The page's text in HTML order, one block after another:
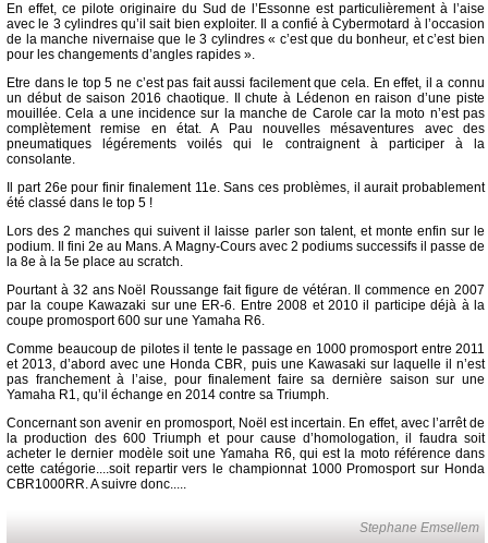
En effet, ce pilote originaire du Sud de l’Essonne est particulièrement à l’aise
avec le 3 cylindres qu’il sait bien exploiter. Il a confié à Cybermotard à l’occasion
de la manche nivernaise que le 3 cylindres « c’est que du bonheur, et c’est bien
pour les changements d’angles rapides ».
Etre dans le top 5 ne c’est pas fait aussi facilement que cela. En effet, il a connu
un début de saison 2016 chaotique. Il chute à Lédenon en raison d’une piste
mouillée. Cela a une incidence sur la manche de Carole car la moto n’est pas
complètement remise en état. A Pau nouvelles mésaventures avec des
pneumatiques légérements voilés qui le contraignent à participer à la
consolante.
Il part 26e pour finir finalement 11e. Sans ces problèmes, il aurait probablement
été classé dans le top 5 !
Lors des 2 manches qui suivent il laisse parler son talent, et monte enfin sur le
podium. Il fini 2e au Mans. A Magny-Cours avec 2 podiums successifs il passe de
la 8e à la 5e place au scratch.
Pourtant à 32 ans Noël Roussange fait figure de vétéran. Il commence en 2007
par la coupe Kawazaki sur une ER-6. Entre 2008 et 2010 il participe déjà à la
coupe promosport 600 sur une Yamaha R6.
Comme beaucoup de pilotes il tente le passage en 1000 promosport entre 2011
et 2013, d’abord avec une Honda CBR, puis une Kawasaki sur laquelle il n’est
pas franchement à l’aise, pour finalement faire sa dernière saison sur une
Yamaha R1, qu’il échange en 2014 contre sa Triumph.
Concernant son avenir en promosport, Noël est incertain. En effet, avec l’arrêt de
la production des 600 Triumph et pour cause d’homologation, il faudra soit
acheter le dernier modèle soit une Yamaha R6, qui est la moto référence dans
cette catégorie....soit repartir vers le championnat 1000 Promosport sur Honda
CBR1000RR. A suivre donc.....
Stephane Emsellem